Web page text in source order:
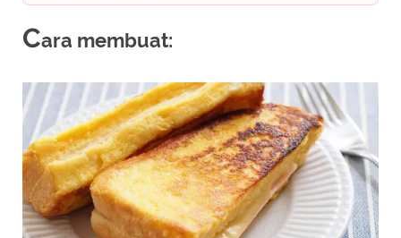
Cara membuat: